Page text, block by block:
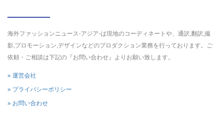
海外ファッションニュース-アジア-は現地のコーディネートや、通訳,翻訳,撮
影,プロモーション,デザインなどのプロダクション業務を行っております。ご
依頼・ご相談は下記の『お問い合わせ』よりお願い致します。
» 運営会社
» プライバシーポリシー
» お問い合わせ